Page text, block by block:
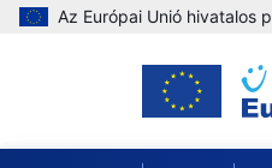
Az Európai Unió hivatalos